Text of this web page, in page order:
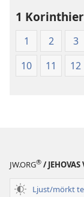
1
1 2 3
10
11 12
JW.ORG® /
Ljust/mörkt